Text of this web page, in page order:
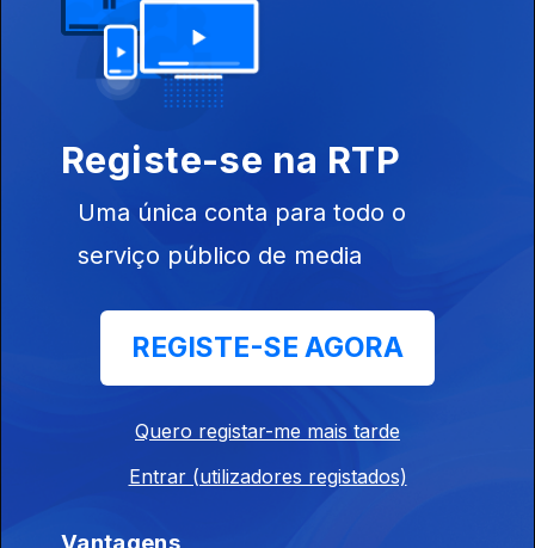
Ep. 2
Ep. 1
Registe-se na RTP
Uma única conta para todo o
serviço público de media
REGISTE-SE AGORA
Quero registar-me mais tarde
Entrar (utilizadores registados)
Vantagens